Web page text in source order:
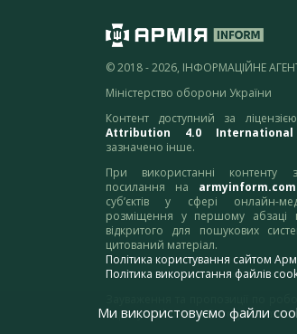
© 2018 - 2026, ІНФОРМАЦІЙНЕ
Міністерство оборони України
Контент доступний за
Attribution 4.0
зазначено інше.
При використанні контенту
посилання на
суб’єктів у сфері онлайн-
розміщення у першому абзаці
відкритого для пошукових
цитований матеріал.
Політика користування сайтом
Політика використання файлів
адресу:
Ми використовуємо файли